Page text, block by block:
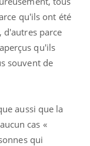
qu'ils ont été
d'autres parce
qu'ils
souvent de
aussi que la
cas «
qui